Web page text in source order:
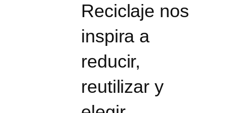
Reciclaje nos
inspira a
reducir,
reutilizar y